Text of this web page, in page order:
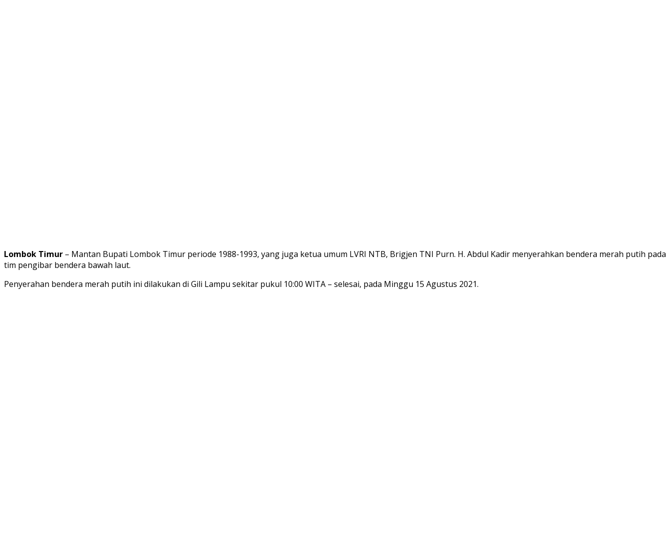
Lombok Timur – Mantan Bupati Lombok Timur periode 1988-1993, yang juga ketua umum LVRI NTB, Brigjen TNI Purn. H. Abdul Kadir menyerahkan bendera merah putih pada
tim pengibar bendera bawah laut.
Penyerahan bendera merah putih ini dilakukan di Gili Lampu sekitar pukul 10:00 WITA – selesai, pada Minggu 15 Agustus 2021.